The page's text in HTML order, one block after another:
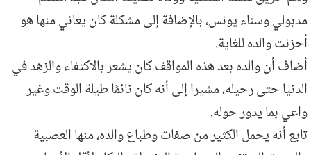
مدبولي وسناء يونس، بالإضافة إلى مشكلة كان يعاني منها هو
أحزنت والده للغاية.
أضاف أن والده بعد هذه المواقف كان يشعر بالاكتفاء والزهد في
الدنيا حتى رحيله، مشيرا إلى أنه كان نائمًا طيلة الوقت وغير
واعي بما يدور حوله.
تابع أنه يحمل الكثير من صفات وطباع والده، منها العصبية